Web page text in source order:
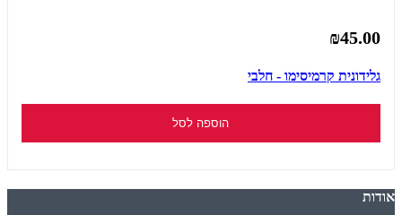
₪45.00
גלידונית קרמיסימו - חלבי
הוספה לסל
אודות